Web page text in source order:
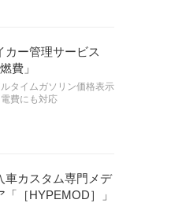
カー管理サービス
燃費」
ルタイムガソリン価格表示
費にも対応
車カスタム専門メデ
「［HYPEMOD］」